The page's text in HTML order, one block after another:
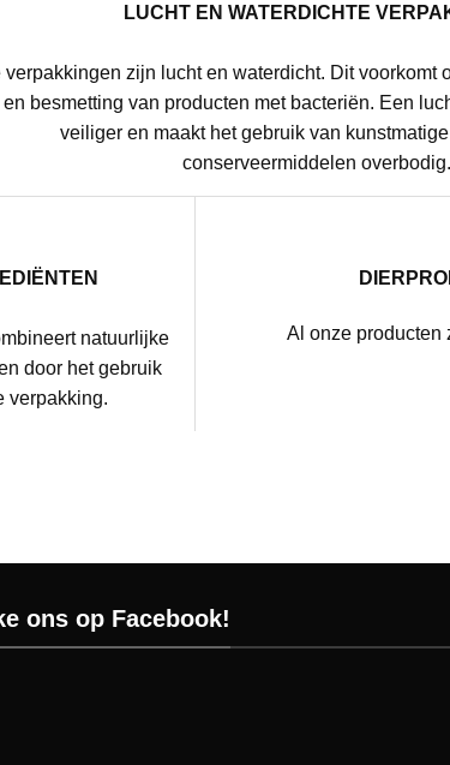
LUCHT EN WATERDICHTE
verpakkingen zijn lucht en waterdicht. Dit voorkomt
en besmetting van producten met bacteriën. Een
veiliger en maakt het gebruik van
conserveermiddelen overbodig.
natuurlijke
door het gebruik
verpakking.
Al onze producten
ons op Facebook!